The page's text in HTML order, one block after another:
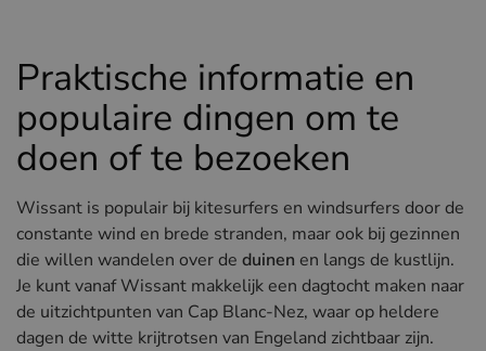
Praktische informatie en
populaire dingen om te
doen of te bezoeken
Wissant is populair bij kitesurfers en windsurfers door de
constante wind en brede stranden, maar ook bij gezinnen
die willen wandelen over de duinen en langs de kustlijn.
Je kunt vanaf Wissant makkelijk een dagtocht maken naar
de uitzichtpunten van Cap Blanc-Nez, waar op heldere
dagen de witte krijtrotsen van Engeland zichtbaar zijn.